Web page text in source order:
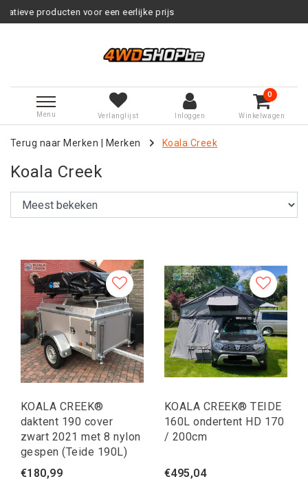
prijs
Menu Verlanglijst Inloggen
0
Winkelwagen
Terug naar Merken Merken Koala Creek
Koala Creek
KOALA CREEK®
daktent 190 cover
zwart 2021 met 8 nylon
gespen (Teide 190L)
€180,99
KOALA CREEK® TEIDE
160L ondertent HD 170
/ 200cm
€495,04